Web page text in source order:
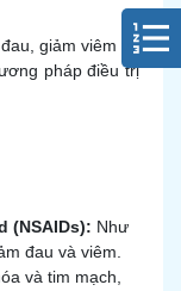
giảm viêm và
pháp điều trị
Như
đau và viêm.
và tim mạch,